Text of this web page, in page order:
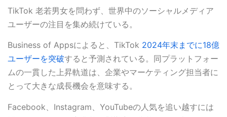
TikTok 老若男女を問わず、世界中のソーシャルメディア
ユーザーの注目を集め続けている。
Business of Appsによると、TikTok 2024年末までに18億
ユーザーを突破すると予測されている。同プラットフォー
ムの一貫した上昇軌道は、企業やマーケティング担当者に
とって大きな成長機会を意味する。
Facebook、Instagram、YouTubeの人気を追い越すには